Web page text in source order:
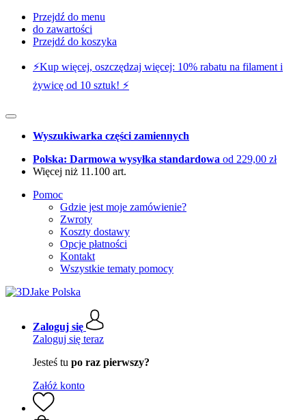
Przejdź do menu
do zawartości
Przejdź do koszyka
⚡️Kup więcej, oszczędzaj więcej: 10% rabatu na filament i
żywicę od 10 sztuk! ⚡️
Wyszukiwarka części zamiennych
Polska: Darmowa wysyłka standardowa od 229,00 zł
Więcej niż 11.100 art.
Pomoc
Gdzie jest moje zamówienie?
Zwroty
Koszty dostawy
Opcje płatności
Kontakt
Wszystkie tematy pomocy
Zaloguj się
Zaloguj się teraz
Jesteś tu po raz pierwszy?
Załóż konto